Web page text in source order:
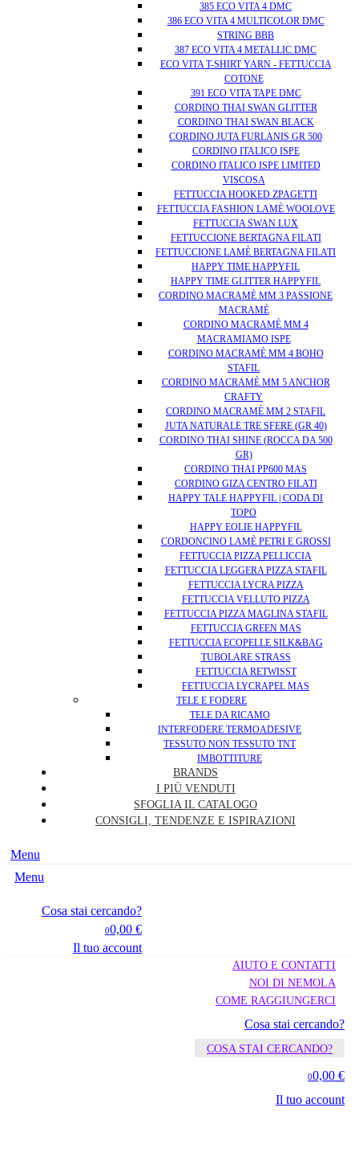
385 ECO VITA 4 DMC
386 ECO VITA 4 MULTICOLOR DMC
STRING BBB
387 ECO VITA 4 METALLIC DMC
ECO VITA T-SHIRT YARN - FETTUCCIA
COTONE
391 ECO VITA TAPE DMC
CORDINO THAI SWAN GLITTER
CORDINO THAI SWAN BLACK
CORDINO JUTA FURLANIS GR 500
CORDINO ITALICO ISPE
CORDINO ITALICO ISPE LIMITED
VISCOSA
FETTUCCIA HOOKED ZPAGETTI
FETTUCCIA FASHION LAMÈ WOOLOVE
FETTUCCIA SWAN LUX
FETTUCCIONE BERTAGNA FILATI
FETTUCCIONE LAMÈ BERTAGNA FILATI
HAPPY TIME HAPPYFIL
HAPPY TIME GLITTER HAPPYFIL
CORDINO MACRAMÈ MM 3 PASSIONE
MACRAMÈ
CORDINO MACRAMÈ MM 4
MACRAMIAMO ISPE
CORDINO MACRAMÈ MM 4 BOHO
STAFIL
CORDINO MACRAMÈ MM 5 ANCHOR
CRAFTY
CORDINO MACRAMÈ MM 2 STAFIL
JUTA NATURALE TRE SFERE (GR 40)
CORDINO THAI SHINE (ROCCA DA 500
GR)
CORDINO THAI PP600 MAS
CORDINO GIZA CENTRO FILATI
HAPPY TALE HAPPYFIL | CODA DI
TOPO
HAPPY EOLIE HAPPYFIL
CORDONCINO LAMÈ PETRI E GROSSI
FETTUCCIA PIZZA PELLICCIA
FETTUCCIA LEGGERA PIZZA STAFIL
FETTUCCIA LYCRA PIZZA
FETTUCCIA VELLUTO PIZZA
FETTUCCIA PIZZA MAGLINA STAFIL
FETTUCCIA GREEN MAS
FETTUCCIA ECOPELLE SILK&BAG
TUBOLARE STRASS
FETTUCCIA RETWISST
FETTUCCIA LYCRAPEL MAS
TELE E FODERE
TELE DA RICAMO
INTERFODERE TERMOADESIVE
TESSUTO NON TESSUTO TNT
IMBOTTITURE
BRANDS
I PIÙ VENDUTI
SFOGLIA IL CATALOGO
CONSIGLI, TENDENZE E ISPIRAZIONI
Menu
Menu
Cosa stai cercando?
00,00 €
Il tuo account
AIUTO E CONTATTI
NOI DI NEMOLA
COME RAGGIUNGERCI
Cosa stai cercando?
COSA STAI CERCANDO?
00,00 €
Il tuo account